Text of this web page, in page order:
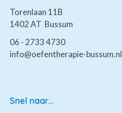
Torenlaan 11B
1402 AT Bussum
06 - 2733 4730
info@oefentherapie-bussum.nl
Snel naar…